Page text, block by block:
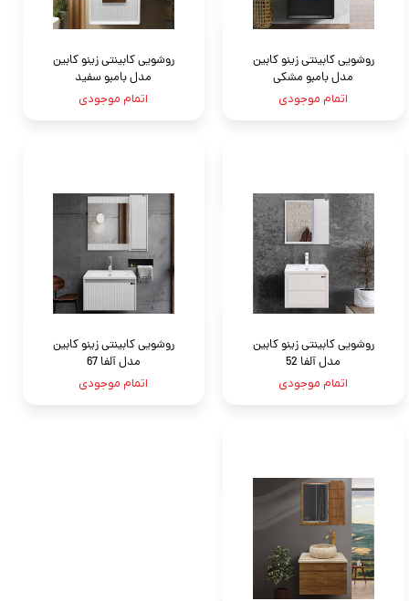
روشویی کابینتی زینو کابین
مدل بامبو مشکی
اتمام موجودی
روشویی کابینتی زینو کابین
مدل بامبو سفید
اتمام موجودی
روشویی کابینتی زینو کابین
مدل آلفا 52
اتمام موجودی
روشویی کابینتی زینو کابین
مدل آلفا 67
اتمام موجودی